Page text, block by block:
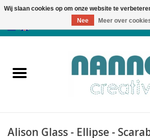
Producten
Nieuws
Alison Glass - Ellipse -
Wij slaan cookies op om onze website te
Nee
Meer over